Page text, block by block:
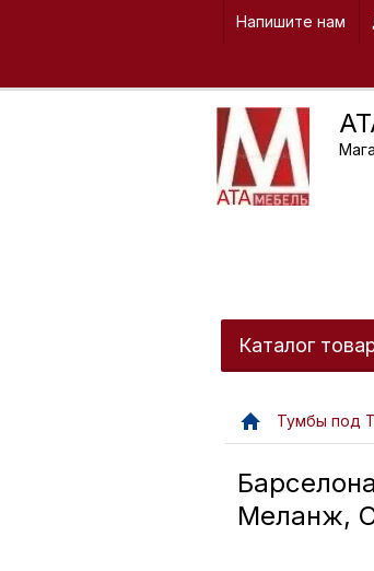
Напишите нам
Тумбы под
Меланж,
Каталог